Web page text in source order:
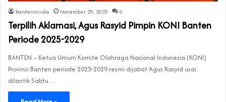
banteninside November 29, 2025 0
Terpilih Aklamasi, Agus Rasyid Pimpin KONI Banten
Periode 2025-2029
BANTEN – Ketua Umum Komite Olahraga Nasional Indonesia (KONI)
Provinsi Banten periode 2025-2029 resmi dijabat Agus Rasyid usai
dilantik Sabtu…